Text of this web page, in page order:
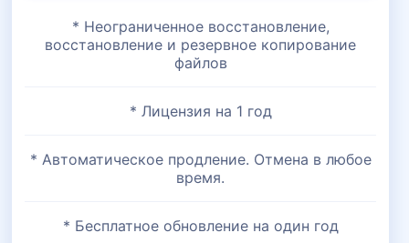
* Неограниченное восстановление,
восстановление и резервное копирование
файлов
* Лицензия на 1 год
* Автоматическое продление. Отмена в любое
время.
* Бесплатное обновление на один год